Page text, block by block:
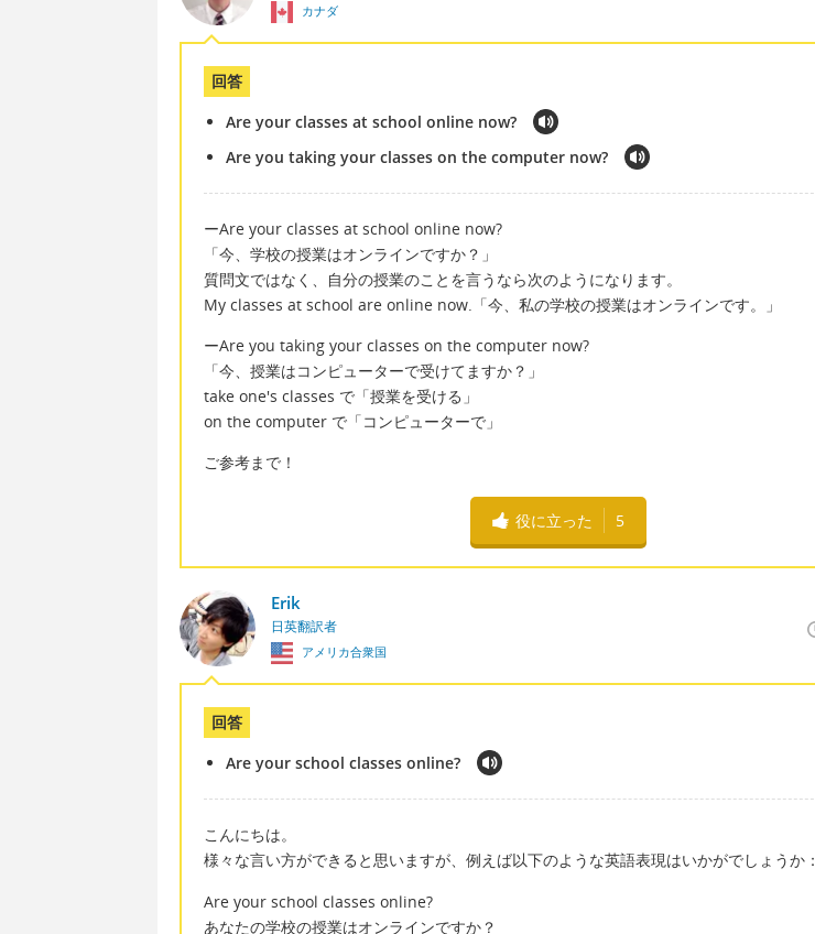
カナダ
回答
Are your classes at school online now?
Are you taking your classes on the computer now?
ーAre your classes at school online now?
「今、学校の授業はオンラインですか？」
質問文ではなく、自分の授業のことを言うなら次のようになります。
My classes at school are online now.「今、私の学校の授業はオンラインです。」
ーAre you taking your classes on the computer now?
「今、授業はコンピューターで受けてますか？」
take one's classes で「授業を受ける」
on the computer で「コンピューターで」
ご参考まで！
役に立った 5
Erik
日英翻訳者
アメリカ合衆国
回答
Are your school classes online?
こんにちは。
様々な言い方ができると思いますが、例えば以下のような英語表現はいかがでしょうか：
Are your school classes online?
あなたの学校の授業はオンラインですか？